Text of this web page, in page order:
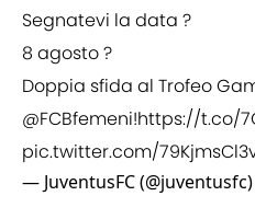
Segnatevi la data ?
8 agosto ?
Doppia sfida al Trofeo
@FCBfemeni!https://t.co/
pic.twitter.com/
— JuventusFC (@juventusfc)